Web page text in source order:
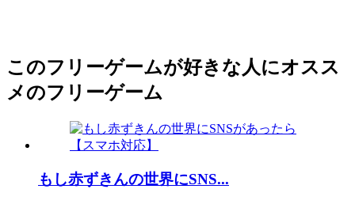
このフリーゲームが好きな人にオスス
メのフリーゲーム
もし赤ずきんの世界にSNS...